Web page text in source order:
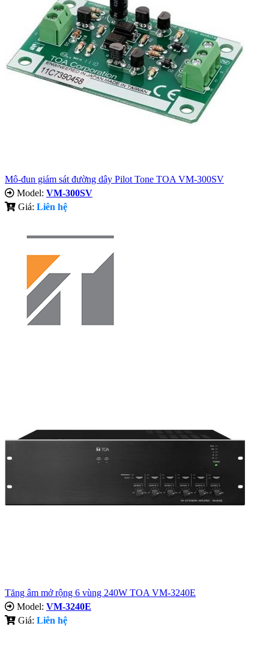
Mô-đun giám sát đường dây Pilot Tone TOA VM-300SV
Model: VM-300SV
Giá: Liên hệ
Tăng âm mở rộng 6 vùng 240W TOA VM-3240E
Model: VM-3240E
Giá: Liên hệ